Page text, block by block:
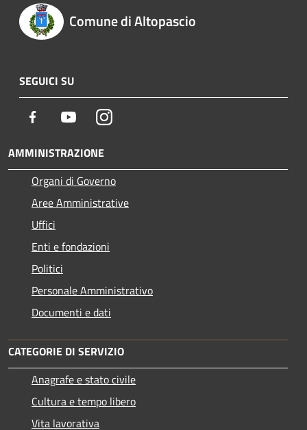
Comune di Altopascio
SEGUICI SU
Facebook YoutubeInstagram
AMMINISTRAZIONE
Organi di Governo
Aree Amministrative
Uffici
Enti e fondazioni
Politici
Personale Amministrativo
Documenti e dati
CATEGORIE DI SERVIZIO
Anagrafe e stato civile
Cultura e tempo libero
Vita lavorativa